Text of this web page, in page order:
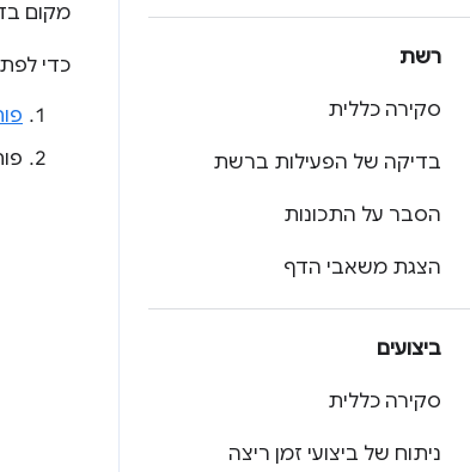
רשת
סקירה כללית
בדיקה של הפעילות ברשת
הסבר על התכונות
הצגת משאבי הדף
ביצועים
סקירה כללית
ניתוח של ביצועי זמן ריצה
מקום
כדי